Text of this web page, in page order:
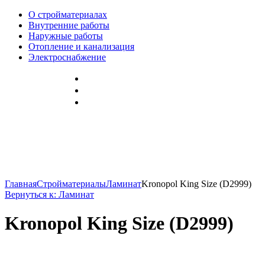
О стройматериалах
Внутренние работы
Наружные работы
Отопление и канализация
Электроснабжение
ГлавнаяСтройматериалыЛаминатKronopol King Size (D2999)
Вернуться к: Ламинат
Kronopol King Size (D2999)